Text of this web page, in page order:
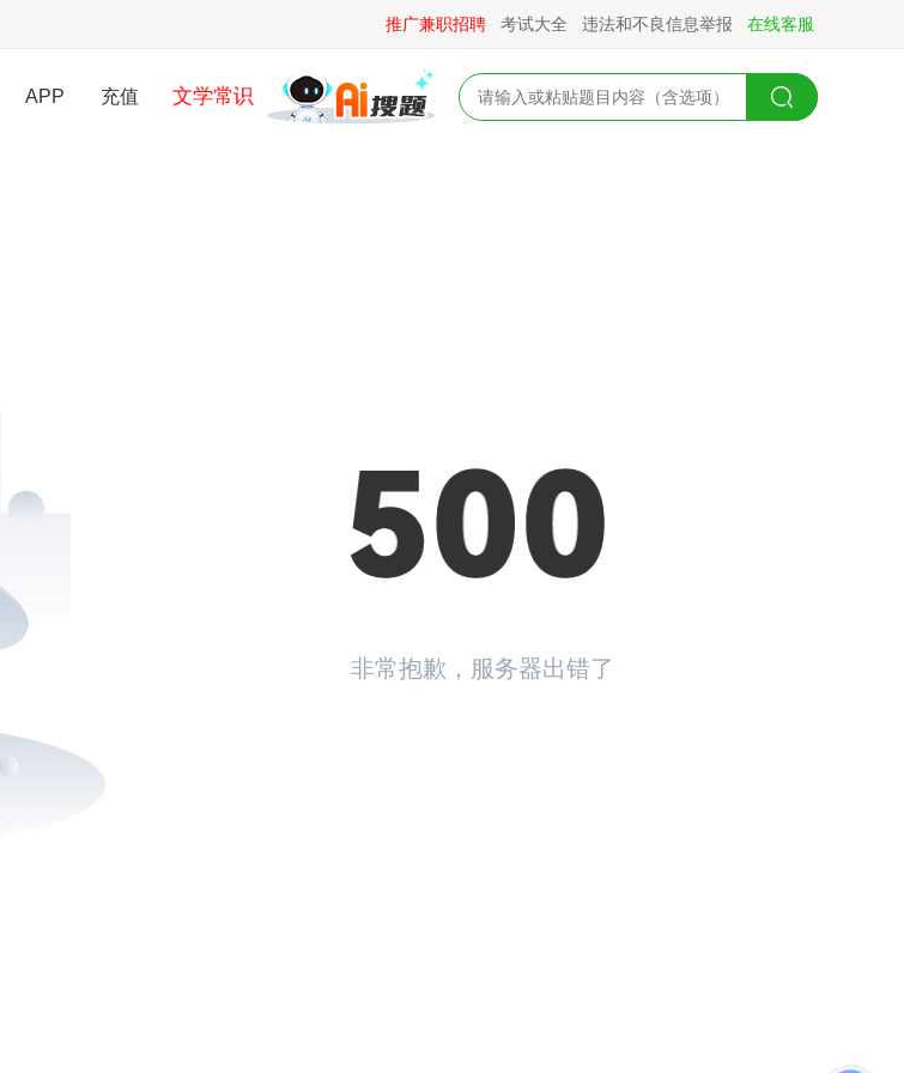
推广兼职招聘 考试大全 违法和不良信息举报 在线客服
APP 充值 文学常识
非常抱歉，服务器出错了